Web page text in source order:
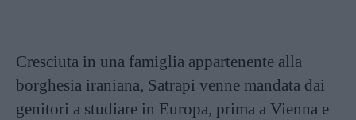
Cresciuta in una famiglia appartenente alla
borghesia iraniana, Satrapi venne mandata dai
genitori a studiare in Europa, prima a Vienna e